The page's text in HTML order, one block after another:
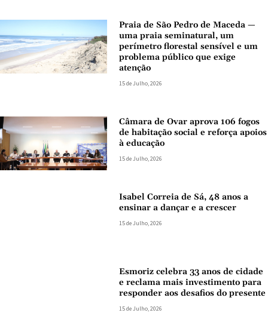
Praia de São Pedro de Maceda —
uma praia seminatural, um
perímetro florestal sensível e um
problema público que exige
atenção
15 de Julho, 2026
Câmara de Ovar aprova 106 fogos
de habitação social e reforça apoios
à educação
15 de Julho, 2026
Isabel Correia de Sá, 48 anos a
ensinar a dançar e a crescer
15 de Julho, 2026
Esmoriz celebra 33 anos de cidade
e reclama mais investimento para
responder aos desafios do presente
15 de Julho, 2026